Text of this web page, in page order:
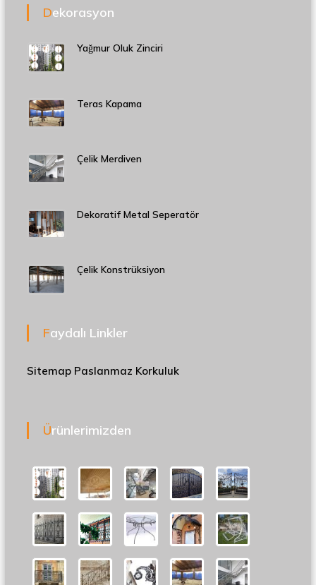
Dekorasyon
Yağmur Oluk Zinciri
Teras Kapama
Çelik Merdiven
Dekoratif Metal Seperatör
Çelik Konstrüksiyon
Faydalı Linkler
Sitemap Paslanmaz Korkuluk
Ürünlerimizden